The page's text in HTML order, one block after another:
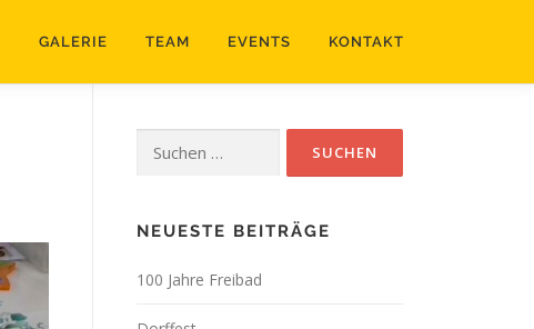
GALERIE TEAM EVENTS KONTAKT
nach:
NEUESTE BEITRÄGE
100 Jahre Freibad